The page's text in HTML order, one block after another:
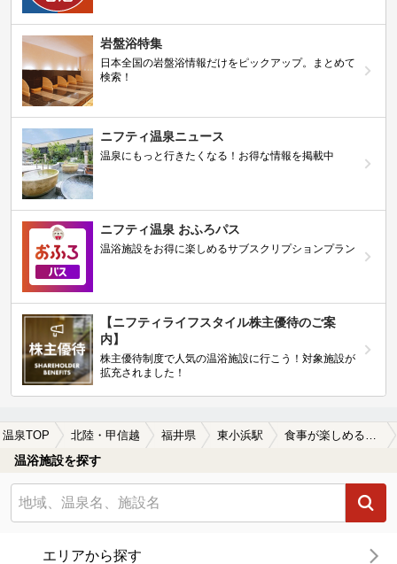
岩盤浴特集
日本全国の岩盤浴情報だけをピックアップ。まとめて
検索！
ニフティ温泉ニュース
温泉にもっと行きたくなる！お得な情報を掲載中
ニフティ温泉 おふろパス
温浴施設をお得に楽しめるサブスクリプションプラン
【ニフティライフスタイル株主優待のご案
内】
株主優待制度で人気の温浴施設に行こう！対象施設が
拡充されました！
温泉TOP 北陸・甲信越 福井県 東小浜駅
温浴施設を探す
エリアから探す